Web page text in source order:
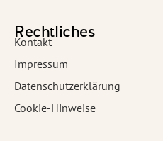
Rechtliches
Kontakt
Impressum
Datenschutzerklärung
Cookie-Hinweise